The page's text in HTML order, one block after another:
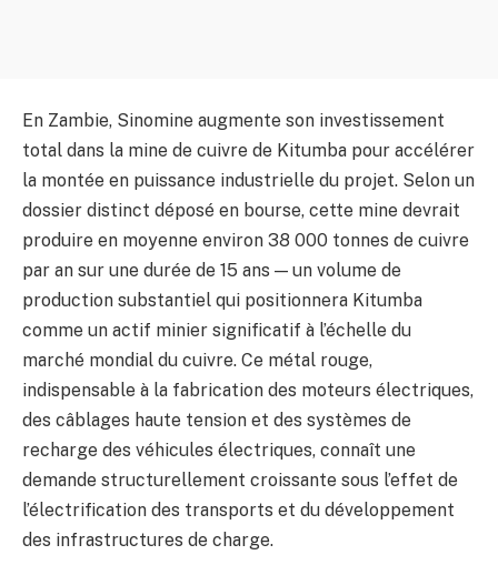
En Zambie, Sinomine augmente son investissement
total dans la mine de cuivre de Kitumba pour accélérer
la montée en puissance industrielle du projet. Selon un
dossier distinct déposé en bourse, cette mine devrait
produire en moyenne environ 38 000 tonnes de cuivre
par an sur une durée de 15 ans — un volume de
production substantiel qui positionnera Kitumba
comme un actif minier significatif à l’échelle du
marché mondial du cuivre. Ce métal rouge,
indispensable à la fabrication des moteurs électriques,
des câblages haute tension et des systèmes de
recharge des véhicules électriques, connaît une
demande structurellement croissante sous l’effet de
l’électrification des transports et du développement
des infrastructures de charge.